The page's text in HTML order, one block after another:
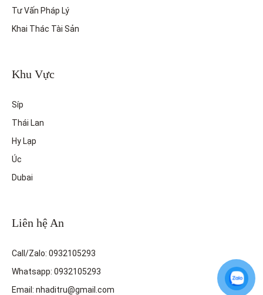
Tư Vấn Pháp Lý
Khai Thác Tài Sản
Khu Vực
Síp
Thái Lan
Hy Lạp
Úc
Dubai
Liên hệ An
Call/Zalo: 0932105293
Whatsapp: 0932105293
Email: nhaditru@gmail.com